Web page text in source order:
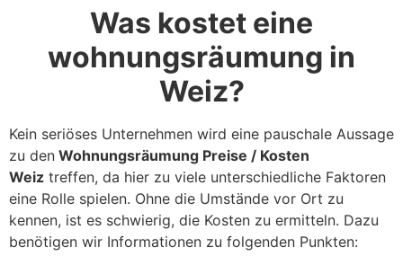
Was kostet eine
wohnungsräumung in
Weiz?
Kein seriöses Unternehmen wird eine pauschale Aussage
zu den Wohnungsräumung Preise / Kosten
Weiz treffen, da hier zu viele unterschiedliche Faktoren
eine Rolle spielen. Ohne die Umstände vor Ort zu
kennen, ist es schwierig, die Kosten zu ermitteln. Dazu
benötigen wir Informationen zu folgenden Punkten: